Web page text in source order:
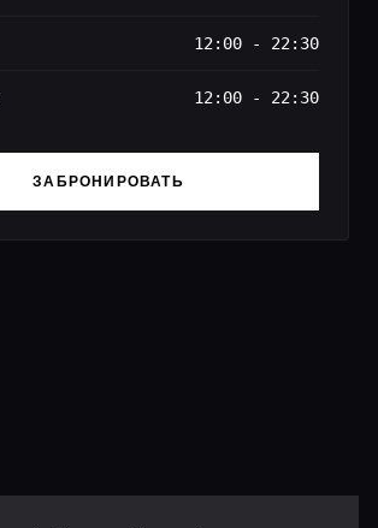
12:00 - 22:30
12:00 - 22:30
ЗАБРОНИРОВАТЬ